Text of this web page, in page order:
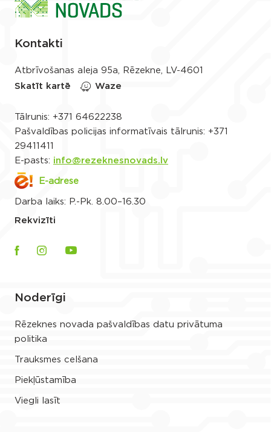
Kontakti
Atbrīvošanas aleja 95a, Rēzekne, LV-4601
Skatīt kartē
Waze
Tālrunis: +371 64622238
Pašvaldības policijas informatīvais tālrunis: +371
29411411
E-pasts: info@rezeknesnovads.lv
E-adrese
Darba laiks: P.-Pk. 8.00–16.30
Rekvizīti
Noderīgi
Rēzeknes novada pašvaldības datu privātuma
politika
Trauksmes celšana
Piekļūstamība
Viegli lasīt